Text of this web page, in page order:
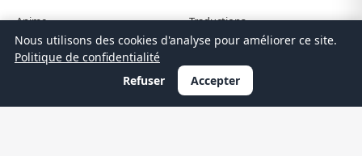
Anime
Guide de voyage
Traductions
Confidentialité
Nous utilisons des cookies d'analyse pour améliorer ce site.
Politique de confidentialité
Refuser
Accepter